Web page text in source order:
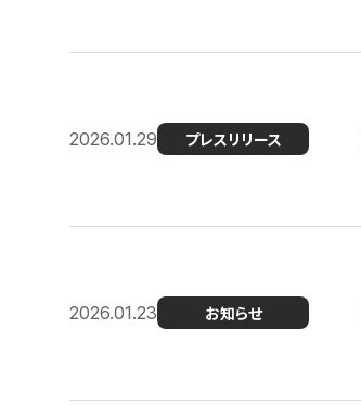
2026.01.29 プレスリリース
2026.01.23 お知らせ